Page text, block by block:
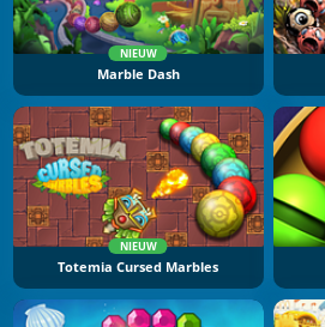
NIEUW
Marble Dash
NIEUW
Totemia Cursed Marbles